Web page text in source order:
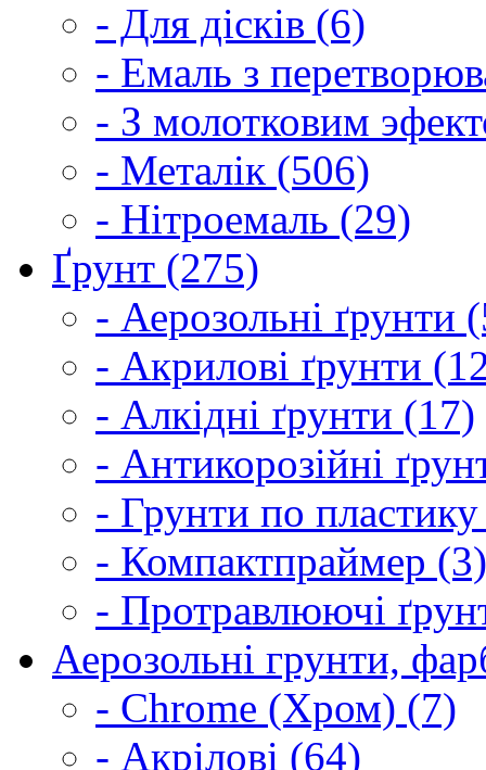
- Для дісків (6)
- Емаль з
- З молотковим
- Металік (506)
- Нітроемаль (29)
Ґрунт (275)
- Аерозольні ґрунти
- Акрилові ґрунти
- Алкідні ґрунти (17)
- Антикорозійні
- Грунти по
- Компактпраймер (3)
- Протравлюючі
Аерозольні грунти,
- Chrome (Хром) (7)
- Акрілові (64)